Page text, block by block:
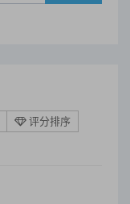
评分排序